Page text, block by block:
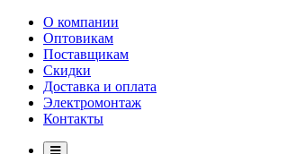
О компании
Оптовикам
Поставщикам
Скидки
Доставка и оплата
Электромонтаж
Контакты